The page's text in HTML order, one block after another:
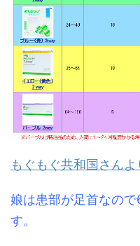
もぐもぐ共和国さん
娘は患部が足首なの
す。